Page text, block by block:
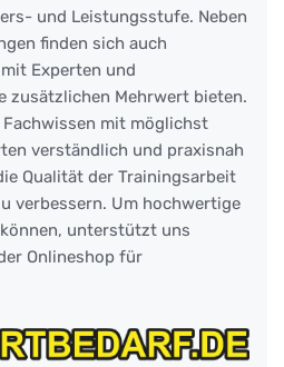
und Leistungsstufe. Neben
finden sich auch
Experten und
zusätzlichen Mehrwert bieten.
mit möglichst
verständlich und praxisnah
Qualität der Trainingsarbeit
verbessern. Um hochwertige
unterstützt uns
Onlineshop für